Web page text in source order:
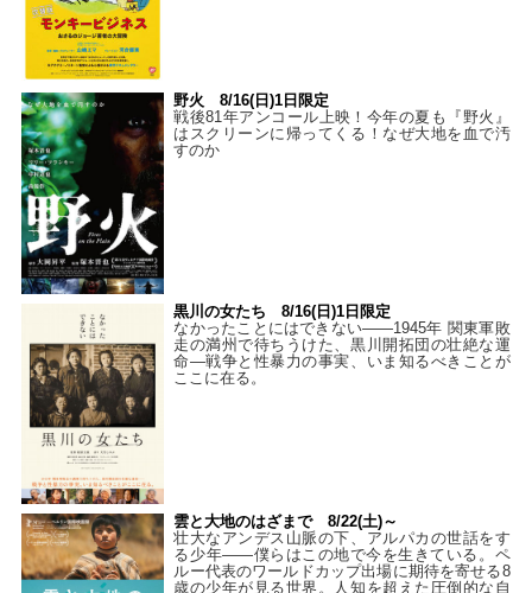
野火 8/16(日)1日限定
戦後81年アンコール上映！今年の夏も『野火』
はスクリーンに帰ってくる！なぜ大地を血で汚
すのか
黒川の女たち 8/16(日)1日限定
なかったことにはできない——1945年 関東軍敗
走の満州で待ちうけた、黒川開拓団の壮絶な運
命―戦争と性暴力の事実、いま知るべきことが
ここに在る。
雲と大地のはざまで 8/22(土)～
壮大なアンデス山脈の下、アルパカの世話をす
る少年――僕らはこの地で今を生きている。ペ
ルー代表のワールドカップ出場に期待を寄せる8
歳の少年が見る世界。人知を超えた圧倒的な自